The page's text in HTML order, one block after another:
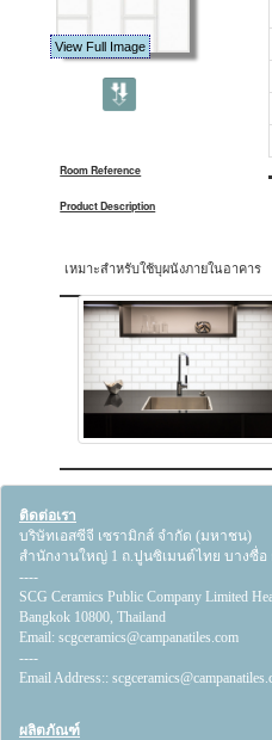
Product Description
เหมาะสำหรับใช้บุผนังภายในอาคาร
Room Reference
ติดต่อเรา
บริษัทเอสซีจี เซรามิกส์ จำกัด (มหาชน)
สำนักงานใหญ่ 1 ถ.ปูนซิเมนต์ไทย บางซื่อ
----
SCG Ceramics Public Company Limited
Bangkok 10800, Thailand
Email: scgceramics@campanatiles.com
----
Email Address::
ผลิตภัณฑ์
View Full Image